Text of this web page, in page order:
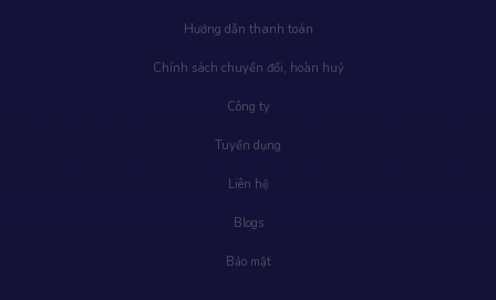
Hướng dẫn thanh toán
Chính sách chuyển đổi, hoàn huỷ
Công ty
Tuyển dụng
Liên hệ
Blogs
Bảo mật